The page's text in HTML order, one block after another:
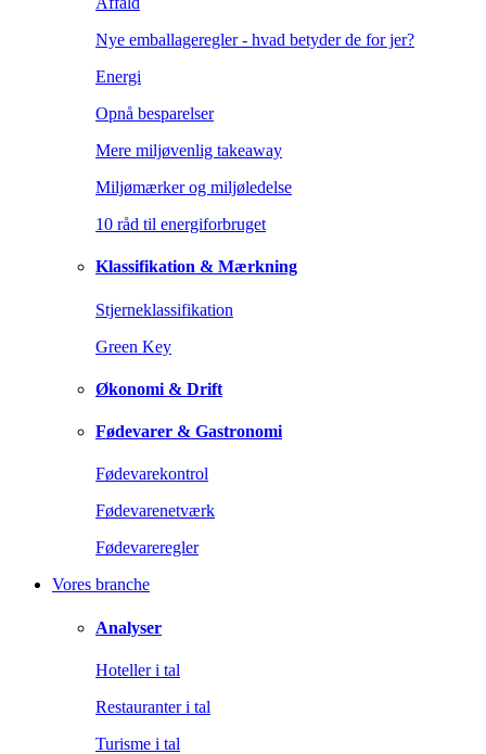
Nye emballageregler - hvad betyder de for jer?
Energi
Opnå besparelser
Mere miljøvenlig takeaway
Miljømærker og miljøledelse
10 råd til energiforbruget
Klassifikation & Mærkning
Stjerneklassifikation
Green Key
Økonomi & Drift
Fødevarer & Gastronomi
Fødevarekontrol
Fødevarenetværk
Fødevareregler
Vores branche
Analyser
Hoteller i tal
Restauranter i tal
Turisme i tal